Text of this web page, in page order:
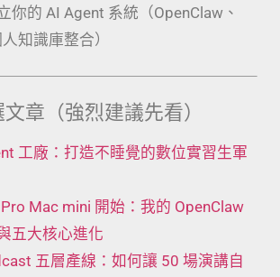
你的 AI Agent 系統（OpenClaw、
知識庫整合）
章（強烈建議先看）
工廠：打造不睡覺的數位實習生軍
Mac mini 開始：我的 OpenClaw
五大核心進化
五層產線：如何讓 50 場演講自